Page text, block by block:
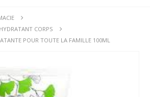
HYDRATANT CORPS
POUR TOUTE LA FAMILLE 100ML